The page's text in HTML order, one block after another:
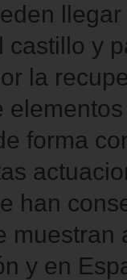
castillo y
la
forma
han
y en